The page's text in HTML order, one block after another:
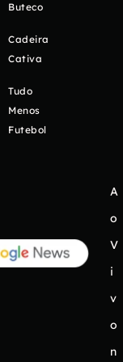
Buteco
Cadeira
Cativa
Tudo
Menos
Futebol
A
o
V
i
v
o
n